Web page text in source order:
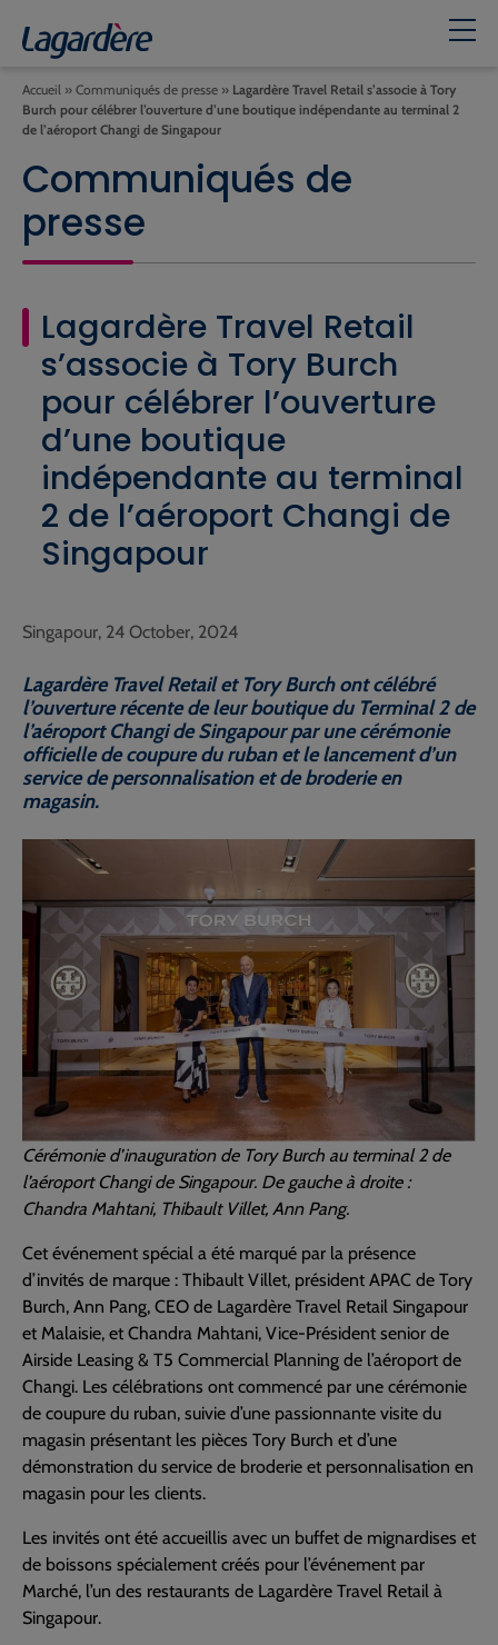
Accueil » Communiqués de presse » Lagardère Travel Retail s’associe à Tory
Burch pour célébrer l’ouverture d’une boutique indépendante au terminal 2
de l’aéroport Changi de Singapour
Communiqués de
presse
Lagardère Travel Retail
s’associe à Tory Burch
pour célébrer l’ouverture
d’une boutique
indépendante au terminal
2 de l’aéroport Changi de
Singapour
Singapour, 24 October, 2024
Lagardère Travel Retail et Tory Burch ont célébré
l’ouverture récente de leur boutique du Terminal 2 de
l’aéroport Changi de Singapour par une cérémonie
officielle de coupure du ruban et le lancement d’un
service de personnalisation et de broderie en
magasin.
Cérémonie d’inauguration de Tory Burch au terminal 2 de
l’aéroport Changi de Singapour. De gauche à droite :
Chandra Mahtani, Thibault Villet, Ann Pang.
Cet événement spécial a été marqué par la présence
d’invités de marque : Thibault Villet, président APAC de Tory
Burch, Ann Pang, CEO de Lagardère Travel Retail Singapour
et Malaisie, et Chandra Mahtani, Vice-Président senior de
Airside Leasing & T5 Commercial Planning de l’aéroport de
Changi. Les célébrations ont commencé par une cérémonie
de coupure du ruban, suivie d’une passionnante visite du
magasin présentant les pièces Tory Burch et d’une
démonstration du service de broderie et personnalisation en
magasin pour les clients.
Les invités ont été accueillis avec un buffet de mignardises et
de boissons spécialement créés pour l’événement par
Marché, l’un des restaurants de Lagardère Travel Retail à
Singapour.